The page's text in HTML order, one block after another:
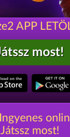
APP
most!
Játssz most!